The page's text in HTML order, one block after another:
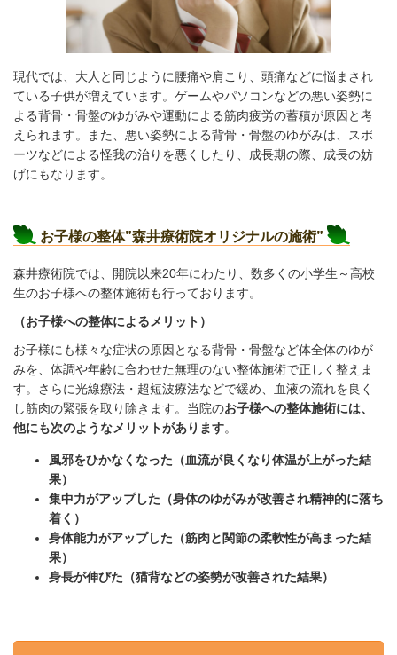
現代では、大人と同じように腰痛や肩こり、頭痛などに悩まされ
ている子供が増えています。ゲームやパソコンなどの悪い姿勢に
よる背骨・骨盤のゆがみや運動による筋肉疲労の蓄積が原因と考
えられます。また、悪い姿勢による背骨・骨盤のゆがみは、スポ
ーツなどによる怪我の治りを悪くしたり、成長期の際、成長の妨
げにもなります。
お子様の整体”森井療術院オリジナルの施術”
森井療術院では、開院以来20年にわたり、数多くの小学生～高校
生のお子様への整体施術も行っております。
（お子様への整体によるメリット）
お子様にも様々な症状の原因となる背骨・骨盤など体全体のゆが
みを、体調や年齢に合わせた無理のない整体施術で正しく整えま
す。さらに光線療法・超短波療法などで緩め、血液の流れを良く
し筋肉の緊張を取り除きます。当院のお子様への整体施術には、
他にも次のようなメリットがあります。
風邪をひかなくなった（血流が良くなり体温が上がった結
果）
集中力がアップした（身体のゆがみが改善され精神的に落ち
着く）
身体能力がアップした（筋肉と関節の柔軟性が高まった結
果）
身長が伸びた（猫背などの姿勢が改善された結果）